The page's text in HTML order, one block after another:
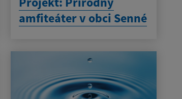
amfiteáter v obci Senné